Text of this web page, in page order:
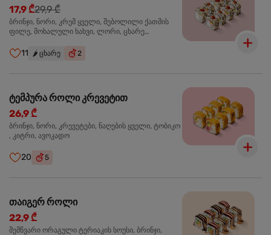
17,9 ₾29,9 ₾
ბრინჯი, ნორი, კრემ ყველი, შებოლილი ქათმის
ფილე, მოხალული ხახვი, ლორი, ცხარე
11 🌶️ ცხარე 2
ტემპურა როლი კრევეტით
26,9 ₾
ბრინჯი, ნორი, კრევეტები, ნაღების ყველი, ტობიკო
, კიტრი, ავოკადო
20 5
თაიგერ როლი
22,9 ₾
შემწვარი ორაგული ტერიაკის სოუსი, ბრინჯი,